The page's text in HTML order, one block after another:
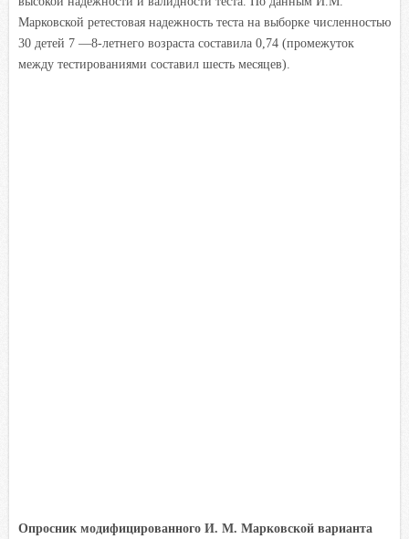
Марковской ретестовая надежность теста на выборке численностью
30 детей 7 —8-летнего возраста составила 0,74 (промежуток
между тестированиями составил шесть месяцев).
Опросник модифицированного И. М. Марковской варианта